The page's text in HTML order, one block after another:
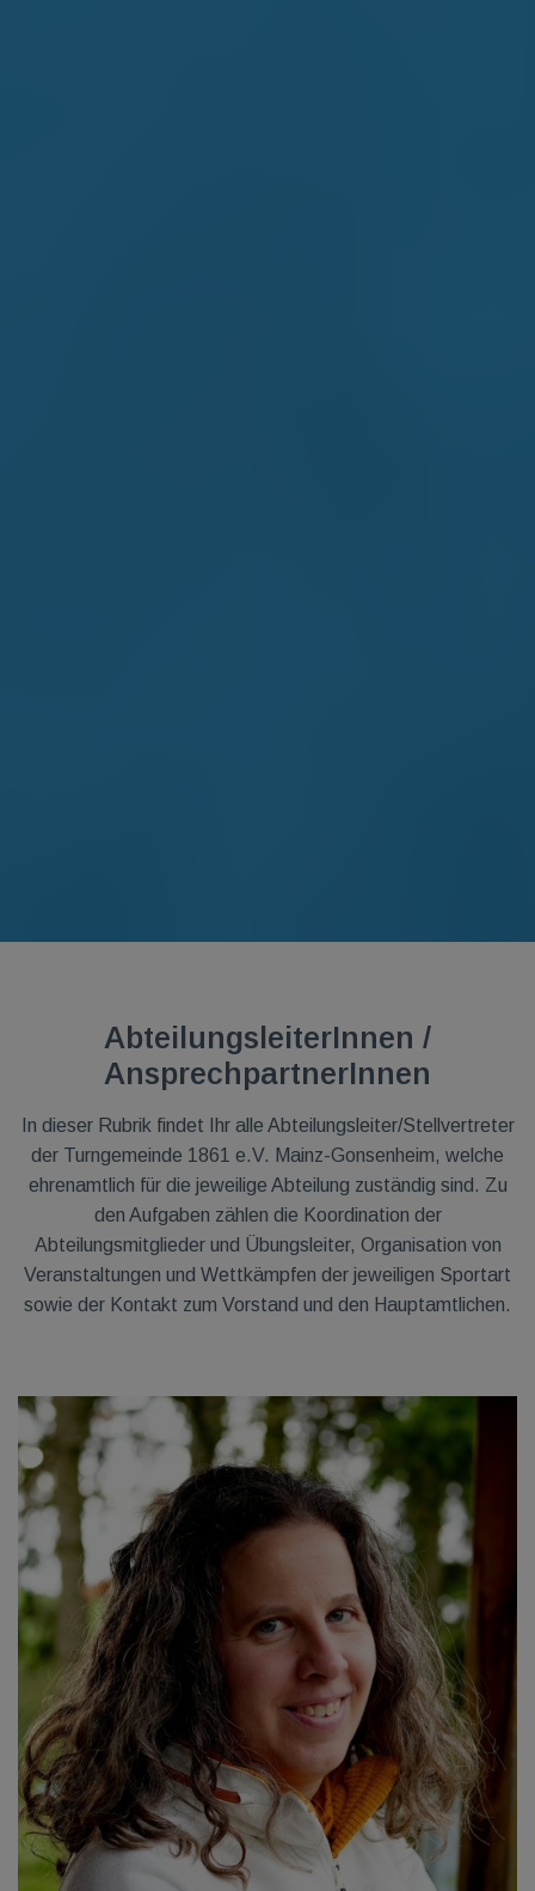
AbteilungsleiterInnen /
AnsprechpartnerInnen
In dieser Rubrik findet Ihr alle Abteilungsleiter/Stellvertreter
der Turngemeinde 1861 e.V. Mainz-Gonsenheim, welche
ehrenamtlich für die jeweilige Abteilung zuständig sind. Zu
den Aufgaben zählen die Koordination der
Abteilungsmitglieder und Übungsleiter, Organisation von
Veranstaltungen und Wettkämpfen der jeweiligen Sportart
sowie der Kontakt zum Vorstand und den Hauptamtlichen.